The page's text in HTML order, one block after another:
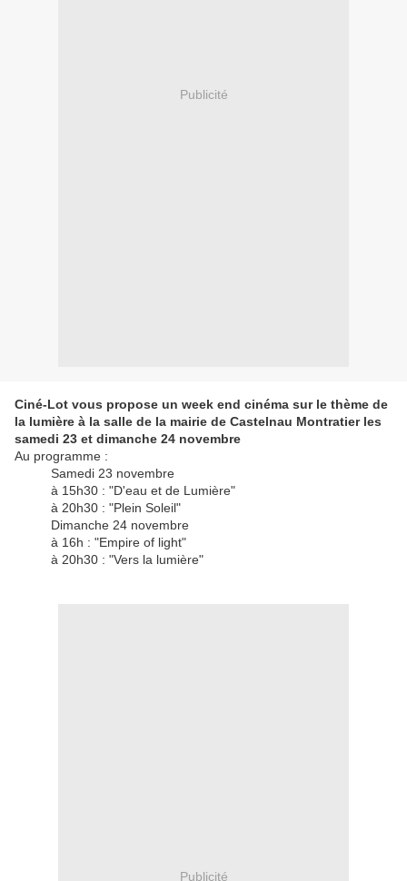
Publicité
Ciné-Lot vous propose un week end cinéma sur le thème de
la lumière à la salle de la mairie de Castelnau Montratier les
samedi 23 et dimanche 24 novembre
Au programme :
Samedi 23 novembre
à 15h30 : "D'eau et de Lumière"
à 20h30 : "Plein Soleil"
Dimanche 24 novembre
à 16h : "Empire of light"
à 20h30 : "Vers la lumière"
Publicité